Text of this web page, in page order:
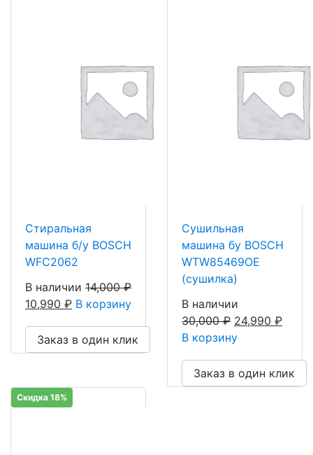
Стиральная
машина б/у BOSCH
WFC2062
В наличии 14,000₽
10,990 ₽ В корзину
Заказ в один клик
Сушильная
машина бу BOSCH
WTW85469OE
(сушилка)
В наличии
30,000₽ 24,990 ₽
В корзину
Заказ в один клик
Скидка 18%